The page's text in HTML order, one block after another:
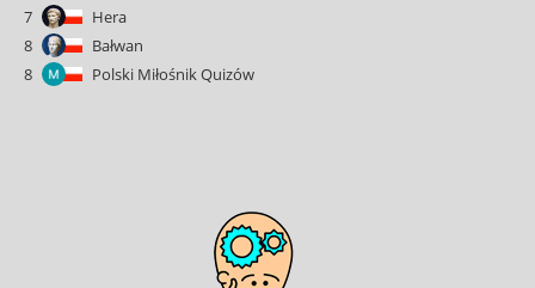
7
Hera
8
Bałwan
8
Polski Miłośnik Quizów